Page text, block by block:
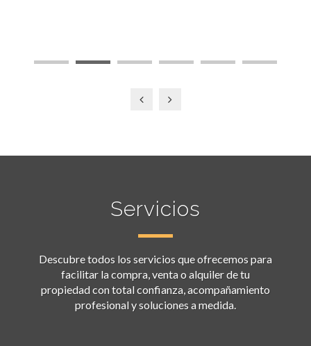
Servicios
Descubre todos los servicios que ofrecemos para
facilitar la compra, venta o alquiler de tu
propiedad con total confianza, acompañamiento
profesional y soluciones a medida.